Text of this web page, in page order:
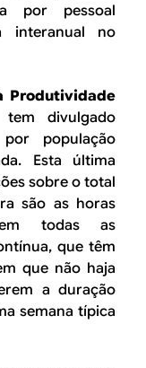
por pessoal
interanual no
Produtividade
divulgado
população
Esta última
sobre o total
são as horas
em todas as
que têm
que não haja
a duração
semana típica